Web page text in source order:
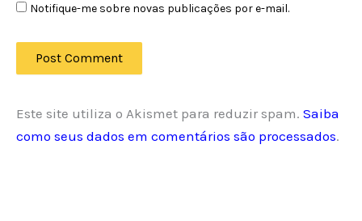
Notifique-me sobre novas publicações por e-mail.
Este site utiliza o Akismet para reduzir spam. Saiba
como seus dados em comentários são processados.